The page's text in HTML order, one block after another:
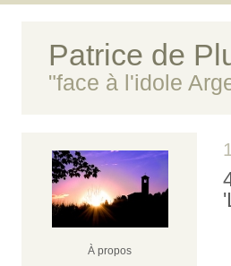
Patrice de
"face à l'idole
À propos